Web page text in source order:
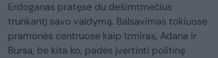
Erdoganas pratęsė du dešimtmečius
trunkantį savo valdymą. Balsavimas tokiuose
pramonės centruose kaip Izmiras, Adana ir
Bursa, be kita ko, padės įvertinti politinę